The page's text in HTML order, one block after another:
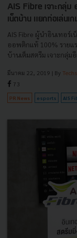
AIS Fibre เจาะกลุ่
เน็ตบ้าน แยกท่อเล่นเก
AIS Fibre ผู้นำอินเทอร์
ออพติกแท้ 100% รายแ
บ้านเต็มสตรีม เจาะกลุ่ม
มีนาคม 22, 2019 | By
73
PR News esports AIS